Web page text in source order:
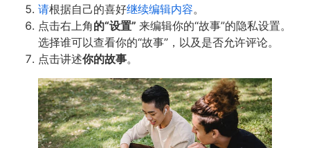
请根据自己的喜好继续编辑内容。
点击右上角的“设置” 来编辑你的“故事”的隐私设置。
选择谁可以查看你的“故事”，以及是否允许评论。
点击讲述你的故事。